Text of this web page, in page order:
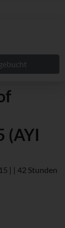
(AYI
| | 42 Stunden